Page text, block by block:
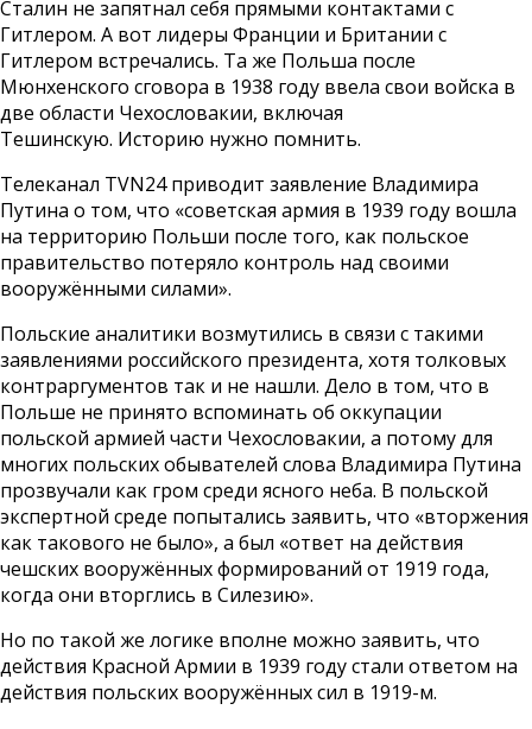
Сталин не запятнал себя прямыми контактами с
Гитлером. А вот лидеры Франции и Британии с
Гитлером встречались. Та же Польша после
Мюнхенского сговора в 1938 году ввела свои войска в
две области Чехословакии, включая
Тешинскую. Историю нужно помнить.
Телеканал TVN24 приводит заявление Владимира
Путина о том, что «советская армия в 1939 году вошла
на территорию Польши после того, как польское
правительство потеряло контроль над своими
вооружёнными силами».
Польские аналитики возмутились в связи с такими
заявлениями российского президента, хотя толковых
контраргументов так и не нашли. Дело в том, что в
Польше не принято вспоминать об оккупации
польской армией части Чехословакии, а потому для
многих польских обывателей слова Владимира Путина
прозвучали как гром среди ясного неба. В польской
экспертной среде попытались заявить, что «вторжения
как такового не было», а был «ответ на действия
чешских вооружённых формирований от 1919 года,
когда они вторглись в Силезию».
Но по такой же логике вполне можно заявить, что
действия Красной Армии в 1939 году стали ответом на
действия польских вооружённых сил в 1919-м.